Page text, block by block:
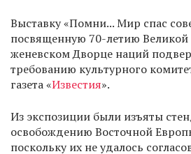
Выставку «Помни... Мир спас
посвященную 70-летию
женевском Дворце наций
требованию культурного
газета «Известия».
Из экспозиции были изъяты
освобождению Восточной
поскольку их не удалось